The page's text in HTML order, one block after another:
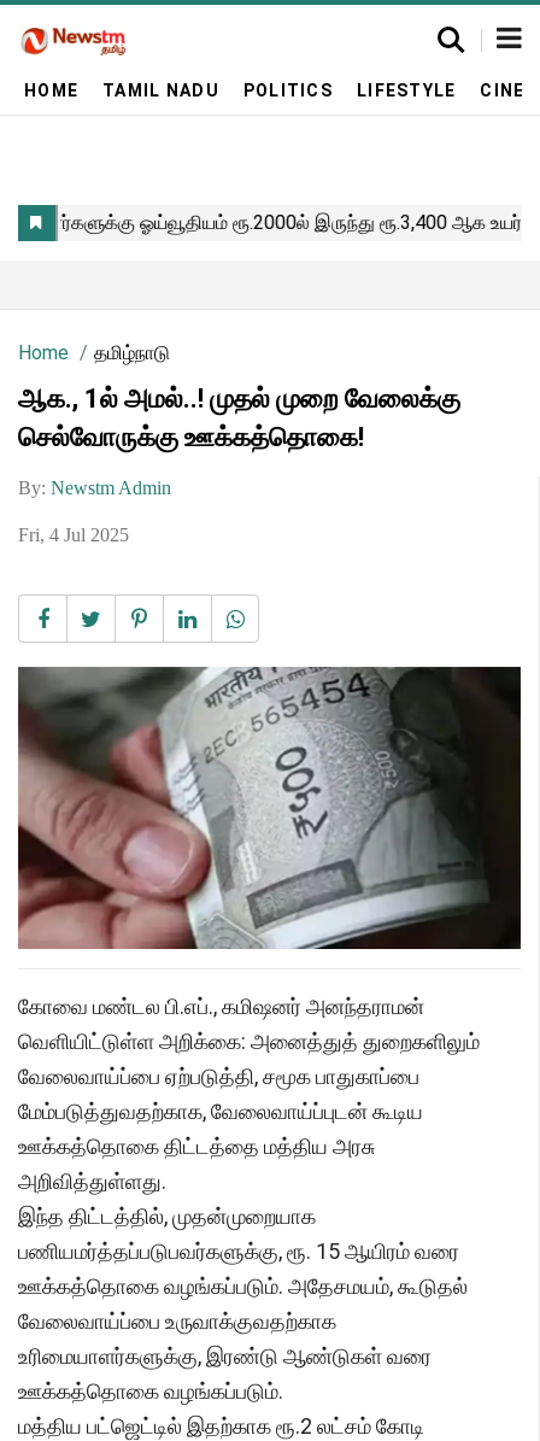
HOME TAMIL NADU POLITICS LIFESTYLE
Home தமிழ்நாடு
ஆக., 1ல் அமல்..! முதல் முறை வேலைக்கு
செல்வோருக்கு ஊக்கத்தொகை!
By: Newstm Admin
Fri, 4 Jul 2025
கோவை மண்டல பி.எப்., கமிஷனர் அனந்தராமன்
வெளியிட்டுள்ள அறிக்கை: அனைத்துத் துறைகளிலும்
வேலைவாய்ப்பை ஏற்படுத்தி, சமூக பாதுகாப்பை
மேம்படுத்துவதற்காக, வேலைவாய்ப்புடன் கூடிய
ஊக்கத்தொகை திட்டத்தை மத்திய அரசு
அறிவித்துள்ளது.
இந்த திட்டத்தில், முதன்முறையாக
பணியமர்த்தப்படுபவர்களுக்கு, ரூ. 15 ஆயிரம் வரை
ஊக்கத்தொகை வழங்கப்படும். அதேசமயம், கூடுதல்
வேலைவாய்ப்பை உருவாக்குவதற்காக
உரிமையாளர்களுக்கு, இரண்டு ஆண்டுகள் வரை
ஊக்கத்தொகை வழங்கப்படும்.
மத்திய பட்ஜெட்டில் இதற்காக ரூ.2 லட்சம் கோடி